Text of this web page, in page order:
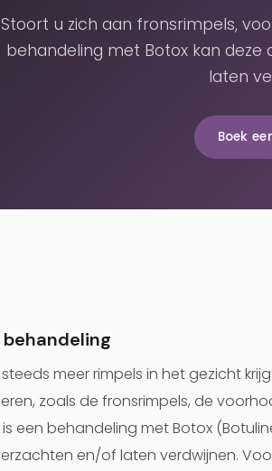
Stoort u zich aan fronsrimpels,
behandeling met Botox kan
laten
Boek
behandeling
meer rimpels in het gezicht
zoals de fronsrimpels, de
een behandeling met Botox
en/of laten verdwijnen.